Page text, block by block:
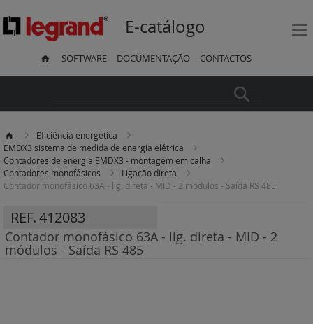
E-catálogo
SOFTWARE DOCUMENTAÇÃO CONTACTOS
Eficiência energética
EMDX3 sistema de medida de energia elétrica
Contadores de energia EMDX3 - montagem em calha
Contadores monofásicos
Ligação direta
Contador monofásico 63A - lig. direta - MID - 2 módulos - Saída RS 485
REF.412083
Contador monofásico 63A - lig. direta - MID - 2
módulos - Saída RS 485